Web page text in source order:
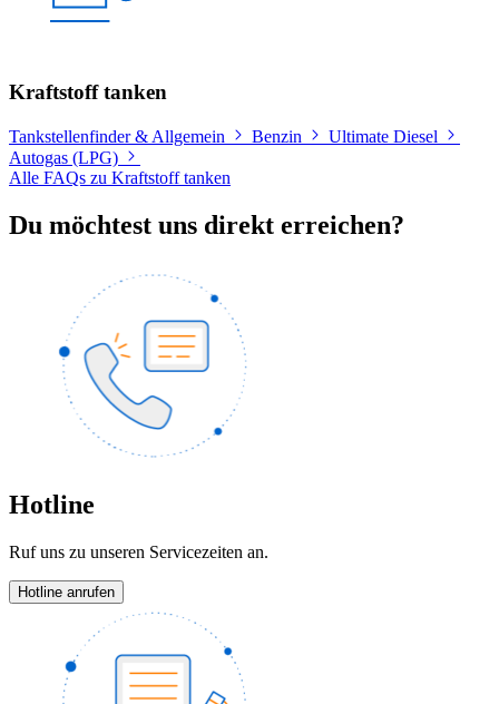
Kraftstoff tanken
Tankstellenfinder & Allgemein Benzin
Ultimate Diesel
Autogas (LPG)
Alle FAQs zu Kraftstoff tanken
Du möchtest uns direkt erreichen?
Hotline
Ruf uns zu unseren Servicezeiten an.
Hotline anrufen